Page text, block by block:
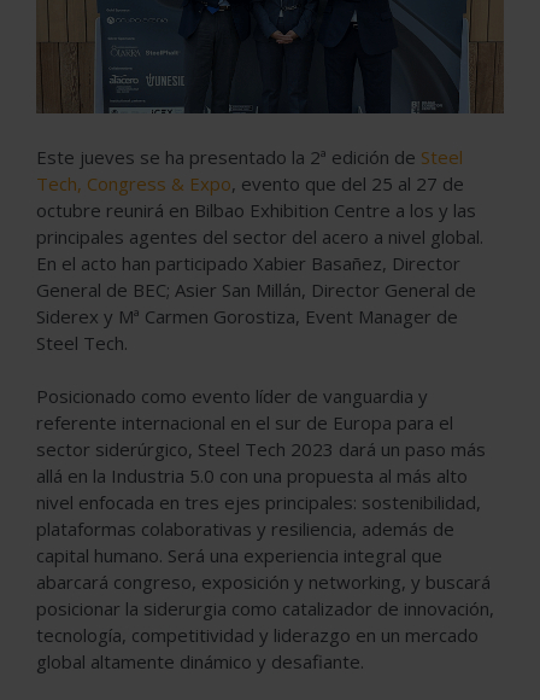
Este jueves se ha presentado la 2ª edición de Steel
Tech, Congress & Expo, evento que del 25 al 27 de
octubre reunirá en Bilbao Exhibition Centre a los y las
principales agentes del sector del acero a nivel global.
En el acto han participado Xabier Basañez, Director
General de BEC; Asier San Millán, Director General de
Siderex y Mª Carmen Gorostiza, Event Manager de
Steel Tech.
Posicionado como evento líder de vanguardia y
referente internacional en el sur de Europa para el
sector siderúrgico, Steel Tech 2023 dará un paso más
allá en la Industria 5.0 con una propuesta al más alto
nivel enfocada en tres ejes principales: sostenibilidad,
plataformas colaborativas y resiliencia, además de
capital humano. Será una experiencia integral que
abarcará congreso, exposición y networking, y buscará
posicionar la siderurgia como catalizador de innovación,
tecnología, competitividad y liderazgo en un mercado
global altamente dinámico y desafiante.